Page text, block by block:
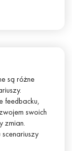
są różne
feedbacku,
swoich
zmian.